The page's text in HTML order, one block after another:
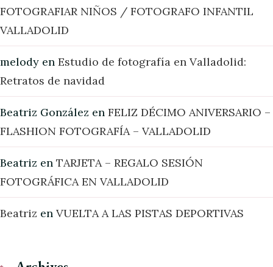
FOTOGRAFIAR NIÑOS / FOTOGRAFO INFANTIL
VALLADOLID
melody en Estudio de fotografía en Valladolid:
Retratos de navidad
Beatriz González en FELIZ DÉCIMO ANIVERSARIO –
FLASHION FOTOGRAFÍA – VALLADOLID
Beatriz en TARJETA – REGALO SESIÓN
FOTOGRÁFICA EN VALLADOLID
Beatriz en VUELTA A LAS PISTAS DEPORTIVAS